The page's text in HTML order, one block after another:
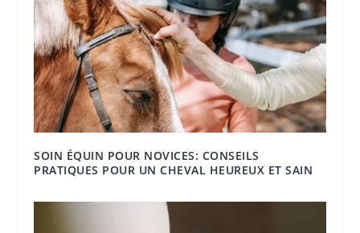
SOIN ÉQUIN POUR NOVICES: CONSEILS
PRATIQUES POUR UN CHEVAL HEUREUX ET SAIN